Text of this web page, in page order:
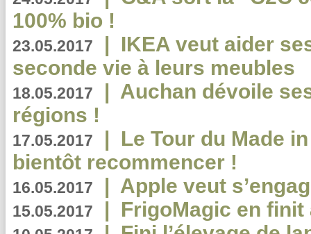
100% bio !
23.05.2017 | IKEA veut aider
seconde vie à leurs meubles
18.05.2017 | Auchan dévoile
régions !
17.05.2017 | Le Tour du Made
bientôt recommencer !
16.05.2017 | Apple veut
15.05.2017 | FrigoMagic en